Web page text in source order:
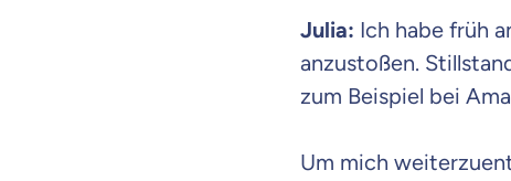
Julia: Ich habe früh
anzustoßen.
zum Beispiel bei
Um mich